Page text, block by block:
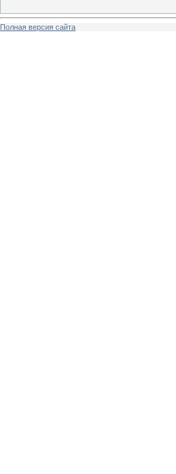
Полная версия сайта